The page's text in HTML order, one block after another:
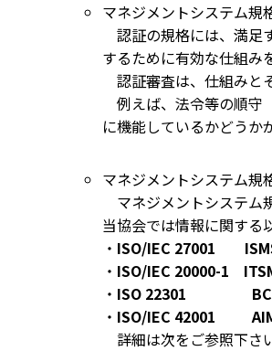
マネジメントシステム規
認証の規格には、満足
するために有効な仕組み
認証審査は、仕組みと
例えば、法令等の順守
に機能しているかどうか
マネジメントシステム規
マネジメントシステム
当協会では情報に関する
・ ISO/IEC 27001
・ ISO/IEC 20000-1
・ ISO 22301
・ ISO/IEC 42001
詳細は次をご参照下さ